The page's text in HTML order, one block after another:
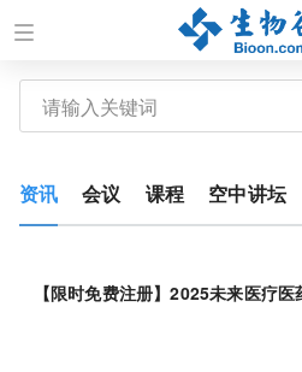
资讯 会议 课程 空中讲坛
【限时免费注册】2025未来医疗